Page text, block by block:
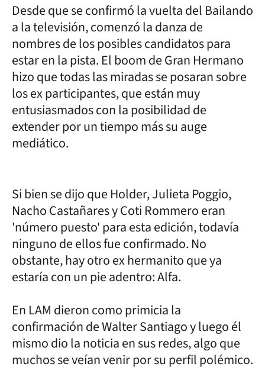
Desde que se confirmó la vuelta del Bailando
a la televisión, comenzó la danza de
nombres de los posibles candidatos para
estar en la pista. El boom de Gran Hermano
hizo que todas las miradas se posaran sobre
los ex participantes, que están muy
entusiasmados con la posibilidad de
extender por un tiempo más su auge
mediático.
Si bien se dijo que Holder, Julieta Poggio,
Nacho Castañares y Coti Rommero eran
'número puesto' para esta edición, todavía
ninguno de ellos fue confirmado. No
obstante, hay otro ex hermanito que ya
estaría con un pie adentro: Alfa.
En LAM dieron como primicia la
confirmación de Walter Santiago y luego él
mismo dio la noticia en sus redes, algo que
muchos se veían venir por su perfil polémico.